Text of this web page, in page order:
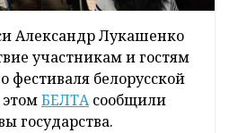
Александр Лукашенко
участникам и гостям
фестиваля белорусской
БЕЛТАсообщили
государства.